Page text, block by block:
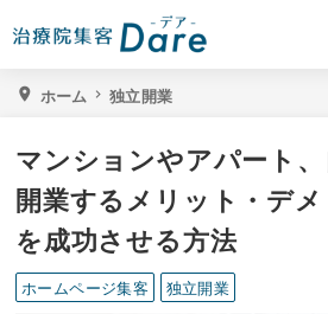
to
content
to
sidebar
治
療
集
客
Dare
デ
ア-
整
院
整
骨
院
の
location_on ホーム chevron_right 独立開業
マンションやアパート
開業するメリット・デ
を成功させる方法
ホームページ集客 独立開業